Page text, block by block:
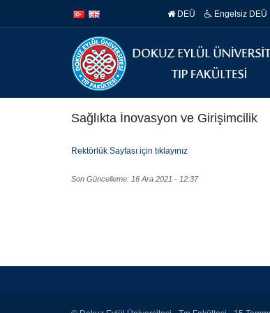
DEÜ Engelsiz DEÜ
Sağlıkta İnovasyon ve Girişimcilik
Rektörlük Sayfası için tıklayınız
Son Güncelleme: 16 Ara 2021 - 12:37